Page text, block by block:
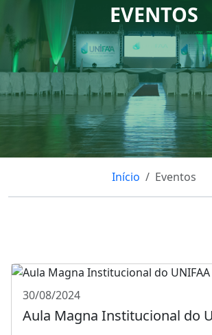
EVENTOS
Início Eventos
30/08/2024
Aula Magna Institucional do